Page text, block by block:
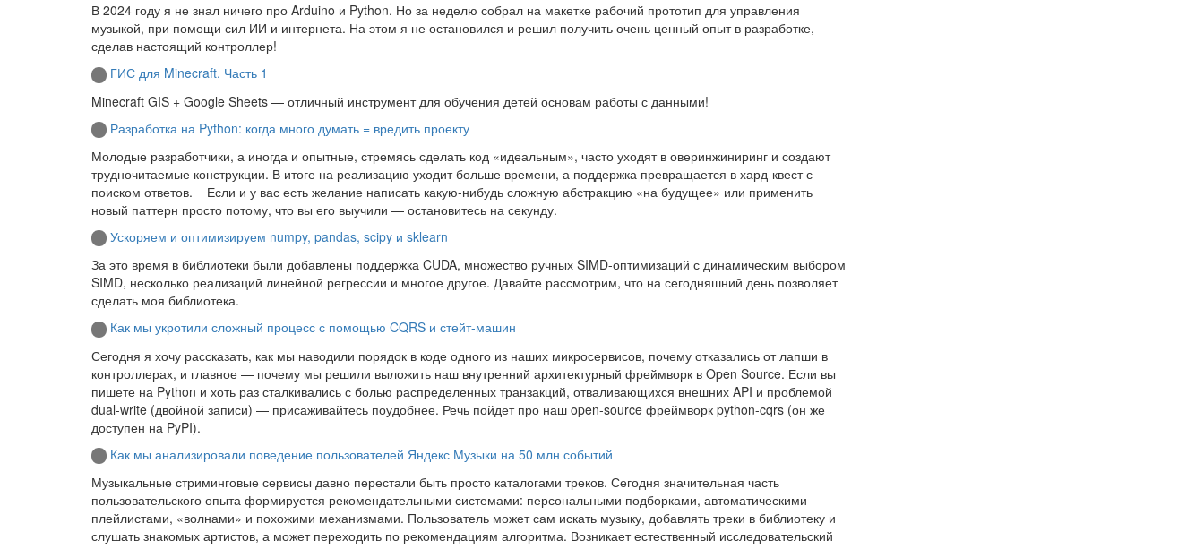
В 2024 году я не знал ничего про Arduino и Python. Но за неделю собрал на макетке рабочий прототип для управления
музыкой, при помощи сил ИИ и интернета. На этом я не остановился и решил получить очень ценный опыт в разработке,
сделав настоящий контроллер!
ГИС для Minecraft. Часть 1
Minecraft GIS + Google Sheets — отличный инструмент для обучения детей основам работы с данными!
Разработка на Python: когда много думать = вредить проекту
Молодые разработчики, а иногда и опытные, стремясь сделать код «идеальным», часто уходят в оверинжиниринг и создают
трудночитаемые конструкции. В итоге на реализацию уходит больше времени, а поддержка превращается в хард-квест с
поиском ответов. Если и у вас есть желание написать какую-нибудь сложную абстракцию «на будущее» или применить
новый паттерн просто потому, что вы его выучили — остановитесь на секунду.
Ускоряем и оптимизируем numpy, pandas, scipy и sklearn
За это время в библиотеки были добавлены поддержка CUDA, множество ручных SIMD-оптимизаций с динамическим выбором
SIMD, несколько реализаций линейной регрессии и многое другое. Давайте рассмотрим, что на сегодняшний день позволяет
сделать моя библиотека.
Как мы укротили сложный процесс с помощью CQRS и стейт-машин
Сегодня я хочу рассказать, как мы наводили порядок в коде одного из наших микросервисов, почему отказались от лапши в
контроллерах, и главное — почему мы решили выложить наш внутренний архитектурный фреймворк в Open Source. Если вы
пишете на Python и хоть раз сталкивались с болью распределенных транзакций, отваливающихся внешних API и проблемой
dual-write (двойной записи) — присаживайтесь поудобнее. Речь пойдет про наш open-source фреймворк python-cqrs (он же
доступен на PyPI).
Как мы анализировали поведение пользователей Яндекс Музыки на 50 млн событий
Музыкальные стриминговые сервисы давно перестали быть просто каталогами треков. Сегодня значительная часть
пользовательского опыта формируется рекомендательными системами: персональными подборками, автоматическими
плейлистами, «волнами» и похожими механизмами. Пользователь может сам искать музыку, добавлять треки в библиотеку и
слушать знакомых артистов, а может переходить по рекомендациям алгоритма. Возникает естественный исследовательский